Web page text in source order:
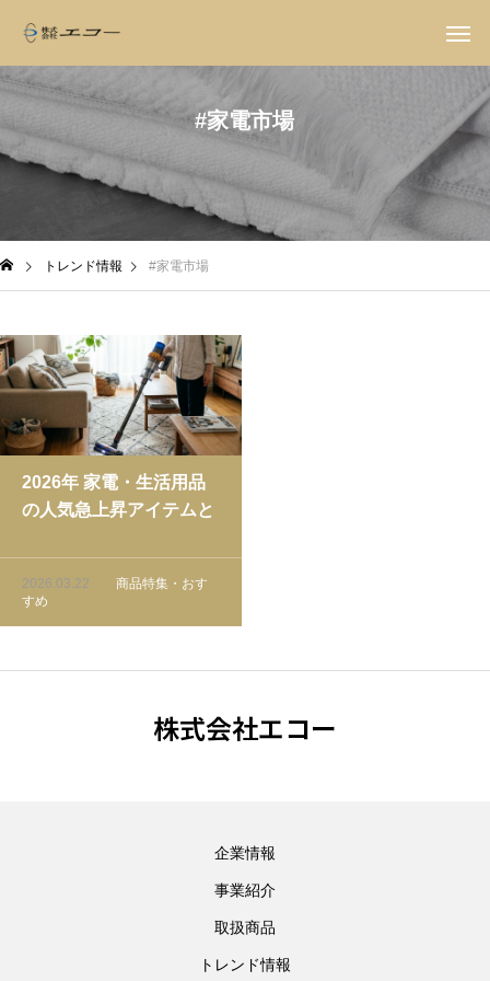
#家電市場
トレンド情報 #家電市場
2026年 家電・生活用品
の人気急上昇アイテムと
根拠で読む最旬カテゴリ
2026.03.22
商品特集・おす
すめ
株式会社エコー
企業情報
事業紹介
取扱商品
トレンド情報